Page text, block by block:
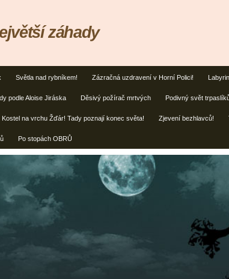
Světla nad rybníkem! Zázračná uzdravení v Horní Polici!
podle Aloise Jiráska Děsivý požírač mrtvých Podivný svět
Kostel na vrchu Žďár! Tady poznají konec světa! Zjevení bezhlavců!
Po stopách OBRŮ
záhady